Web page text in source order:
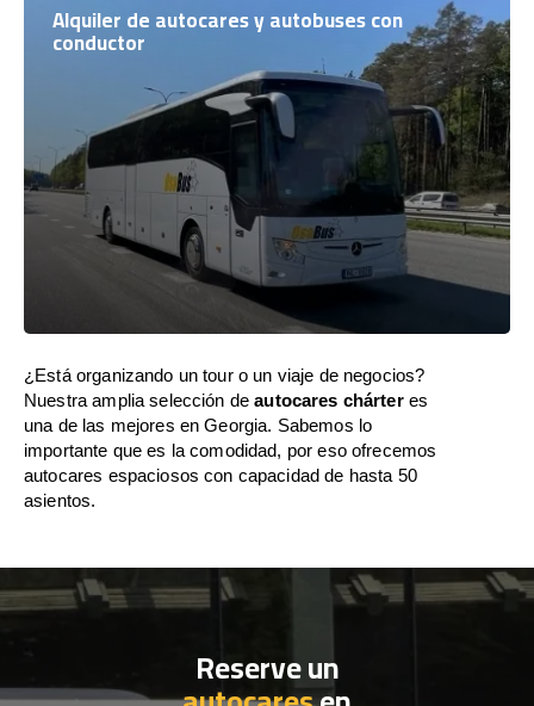
Alquiler de autocares y autobuses con
conductor
¿Está organizando un tour o un viaje de negocios?
Nuestra amplia selección deautocares chárteres
una de las mejores en Georgia. Sabemos lo
importante que es la comodidad, por eso ofrecemos
autocares espaciosos con capacidad de hasta 50
asientos.
Reserve un